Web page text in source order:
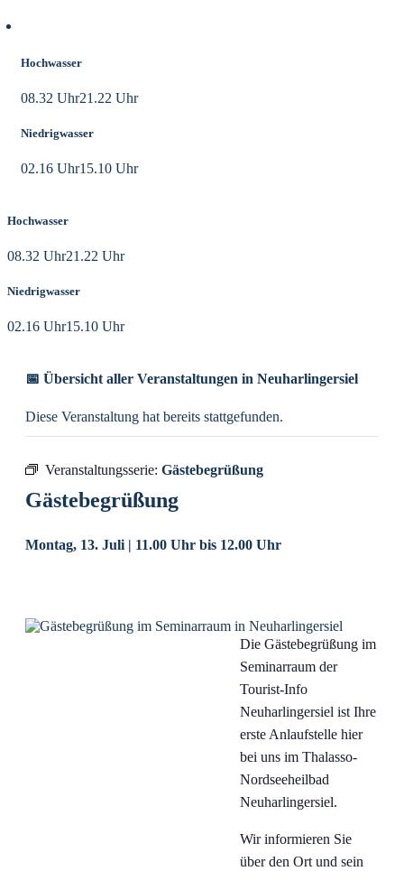
Hochwasser
08.32 Uhr21.22 Uhr
Niedrigwasser
02.16 Uhr15.10 Uhr
Hochwasser
08.32 Uhr21.22 Uhr
Niedrigwasser
02.16 Uhr15.10 Uhr
📅 Übersicht aller Veranstaltungen in Neuharlingersiel
Diese Veranstaltung hat bereits stattgefunden.
Veranstaltungsserie: Gästebegrüßung
Gästebegrüßung
Montag, 13. Juli | 11.00 Uhr bis 12.00 Uhr
Die Gästebegrüßung im
Seminarraum der
Tourist-Info
Neuharlingersiel ist Ihre
erste Anlaufstelle hier
bei uns im Thalasso-
Nordseeheilbad
Neuharlingersiel.
Wir informieren Sie
über den Ort und sein